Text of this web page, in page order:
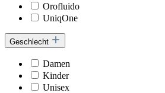
Orofluido
UniqOne
Geschlecht
Damen
Kinder
Unisex